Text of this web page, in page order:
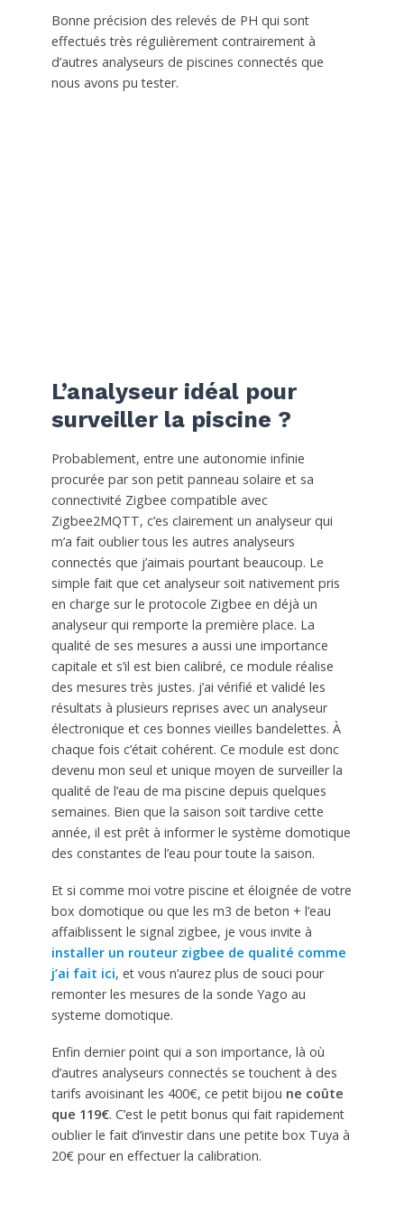
Bonne précision des relevés de PH qui sont
effectués très régulièrement contrairement à
d’autres analyseurs de piscines connectés que
nous avons pu tester.
L’analyseur idéal pour
surveiller la piscine ?
Probablement, entre une autonomie infinie
procurée par son petit panneau solaire et sa
connectivité Zigbee compatible avec
Zigbee2MQTT, c’es clairement un analyseur qui
m’a fait oublier tous les autres analyseurs
connectés que j’aimais pourtant beaucoup. Le
simple fait que cet analyseur soit nativement pris
en charge sur le protocole Zigbee en déjà un
analyseur qui remporte la première place. La
qualité de ses mesures a aussi une importance
capitale et s’il est bien calibré, ce module réalise
des mesures très justes. j’ai vérifié et validé les
résultats à plusieurs reprises avec un analyseur
électronique et ces bonnes vieilles bandelettes. À
chaque fois c’était cohérent. Ce module est donc
devenu mon seul et unique moyen de surveiller la
qualité de l’eau de ma piscine depuis quelques
semaines. Bien que la saison soit tardive cette
année, il est prêt à informer le système domotique
des constantes de l’eau pour toute la saison.
Et si comme moi votre piscine et éloignée de votre
box domotique ou que les m3 de beton + l’eau
affaiblissent le signal zigbee, je vous invite à
installer un routeur zigbee de qualité comme
j’ai fait ici, et vous n’aurez plus de souci pour
remonter les mesures de la sonde Yago au
systeme domotique.
Enfin dernier point qui a son importance, là où
d’autres analyseurs connectés se touchent à des
tarifs avoisinant les 400€, ce petit bijou ne coûte
que 119€. C’est le petit bonus qui fait rapidement
oublier le fait d’investir dans une petite box Tuya à
20€ pour en effectuer la calibration.